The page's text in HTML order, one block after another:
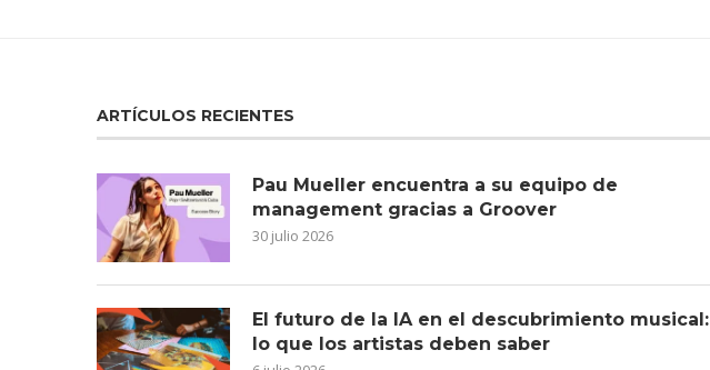
ARTÍCULOS RECIENTES
Pau Mueller encuentra a su equipo de
management gracias a Groover
30 julio 2026
El futuro de la IA en el descubrimiento musical:
lo que los artistas deben saber